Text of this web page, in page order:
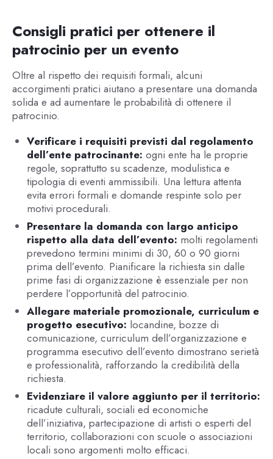
Consigli pratici per ottenere il
patrocinio per un evento
Oltre al rispetto dei requisiti formali, alcuni
accorgimenti pratici aiutano a presentare una domanda
solida e ad aumentare le probabilità di ottenere il
patrocinio.
Verificare i requisiti previsti dal regolamento
dell’ente patrocinante: ogni ente ha le proprie
regole, soprattutto su scadenze, modulistica e
tipologia di eventi ammissibili. Una lettura attenta
evita errori formali e domande respinte solo per
motivi procedurali.
Presentare la domanda con largo anticipo
rispetto alla data dell’evento: molti regolamenti
prevedono termini minimi di 30, 60 o 90 giorni
prima dell’evento. Pianificare la richiesta sin dalle
prime fasi di organizzazione è essenziale per non
perdere l’opportunità del patrocinio.
Allegare materiale promozionale, curriculum e
progetto esecutivo: locandine, bozze di
comunicazione, curriculum dell’organizzazione e
programma esecutivo dell’evento dimostrano serietà
e professionalità, rafforzando la credibilità della
richiesta.
Evidenziare il valore aggiunto per il territorio:
ricadute culturali, sociali ed economiche
dell’iniziativa, partecipazione di artisti o esperti del
territorio, collaborazioni con scuole o associazioni
locali sono argomenti molto efficaci.